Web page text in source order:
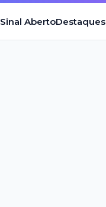
Sinal AbertoDestaques